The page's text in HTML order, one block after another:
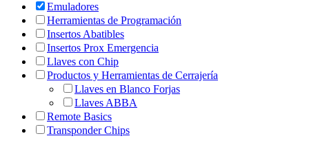
Emuladores
Herramientas de Programación
Insertos Abatibles
Insertos Prox Emergencia
Llaves con Chip
Productos y Herramientas de Cerrajería
Llaves en Blanco Forjas
Llaves ABBA
Remote Basics
Transponder Chips